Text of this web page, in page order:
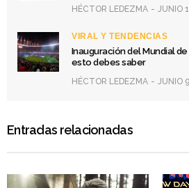
HÉCTOR LEDEZMA JUNIO
VIRAL Y TENDENCIAS
Inauguración del Mundial
esto debes saber
HÉCTOR LEDEZMA JUNIO
Entradas relacionadas